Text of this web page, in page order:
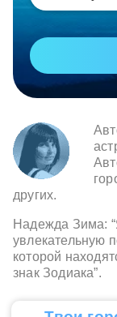
других.
Надежда Зима:
увлекательную
которой
знак Зодиака”.